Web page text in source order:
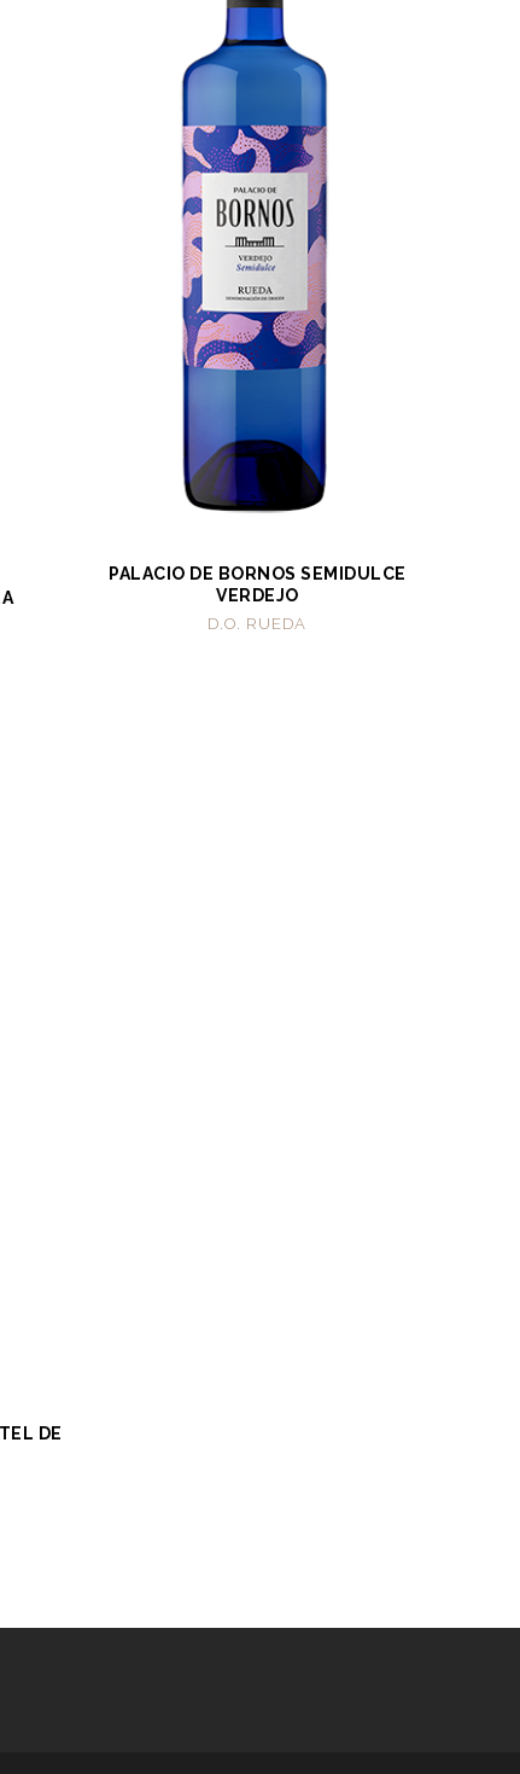
PALACIO DE BORNOS SEMIDULCE
VERDEJO
D.O. RUEDA
DE